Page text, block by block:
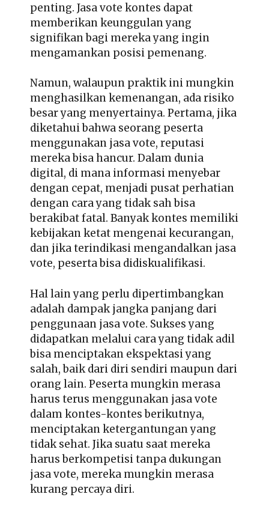
penting. Jasa vote kontes dapat
memberikan keunggulan yang
signifikan bagi mereka yang ingin
mengamankan posisi pemenang.
Namun, walaupun praktik ini mungkin
menghasilkan kemenangan, ada risiko
besar yang menyertainya. Pertama, jika
diketahui bahwa seorang peserta
menggunakan jasa vote, reputasi
mereka bisa hancur. Dalam dunia
digital, di mana informasi menyebar
dengan cepat, menjadi pusat perhatian
dengan cara yang tidak sah bisa
berakibat fatal. Banyak kontes memiliki
kebijakan ketat mengenai kecurangan,
dan jika terindikasi mengandalkan jasa
vote, peserta bisa didiskualifikasi.
Hal lain yang perlu dipertimbangkan
adalah dampak jangka panjang dari
penggunaan jasa vote. Sukses yang
didapatkan melalui cara yang tidak adil
bisa menciptakan ekspektasi yang
salah, baik dari diri sendiri maupun dari
orang lain. Peserta mungkin merasa
harus terus menggunakan jasa vote
dalam kontes-kontes berikutnya,
menciptakan ketergantungan yang
tidak sehat. Jika suatu saat mereka
harus berkompetisi tanpa dukungan
jasa vote, mereka mungkin merasa
kurang percaya diri.